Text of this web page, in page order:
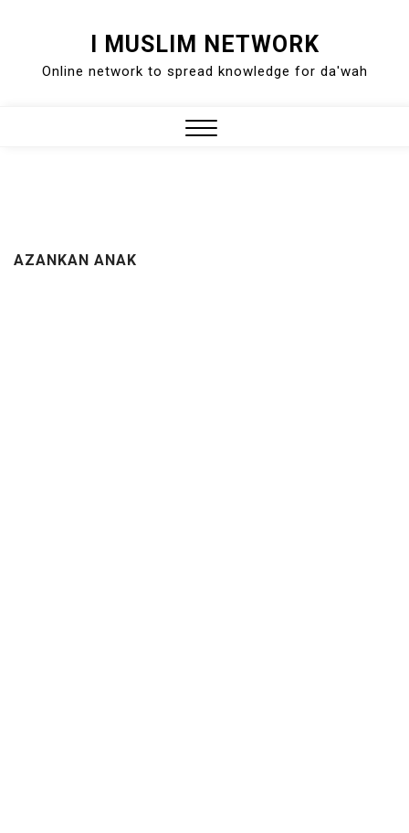
content
I MUSLIM NETWORK
Online network to spread knowledge for da'wah
AZANKAN ANAK